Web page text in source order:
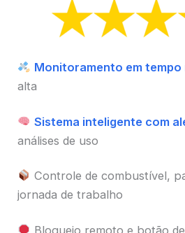
Monitoramento em tempo
alta
Sistema inteligente com
análises de uso
Controle de combustível,
jornada de trabalho
Bloqueio remoto e botão